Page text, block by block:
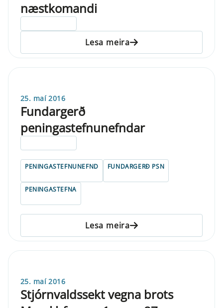
næstkomandi
Lesa meira
25. maí 2016
Fundargerð
peningastefnunefndar
PENINGASTEFNUNEFND FUNDARGERÐ PSN
PENINGASTEFNA
Lesa meira
25. maí 2016
Stjórnvaldssekt vegna brots